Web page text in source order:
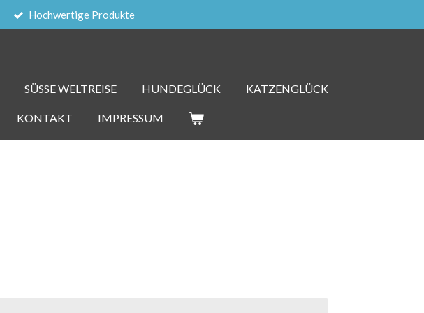
Hochwertige Produkte
SÜSSE WELTREISE HUNDEGLÜCK KATZENGLÜCK
KONTAKT IMPRESSUM